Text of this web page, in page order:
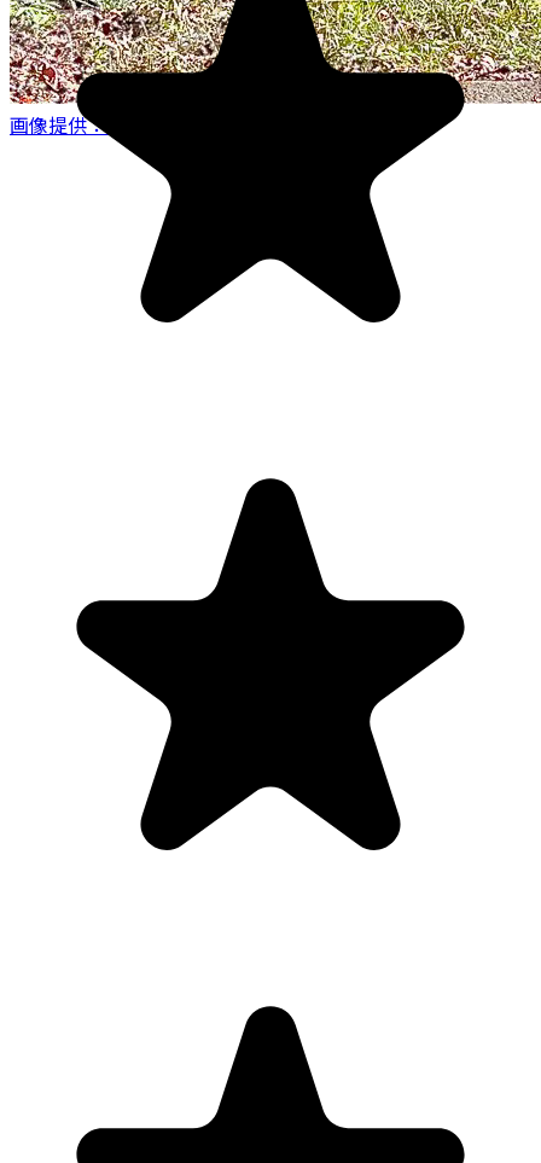
画像提供：楽天トラベル